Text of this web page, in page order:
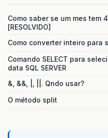
Como saber se um mes tem
[RESOLVIDO]
Como converter inteiro para
Comando SELECT para
data SQL SERVER
&, &&, |, ||. Qndo usar?
O método split